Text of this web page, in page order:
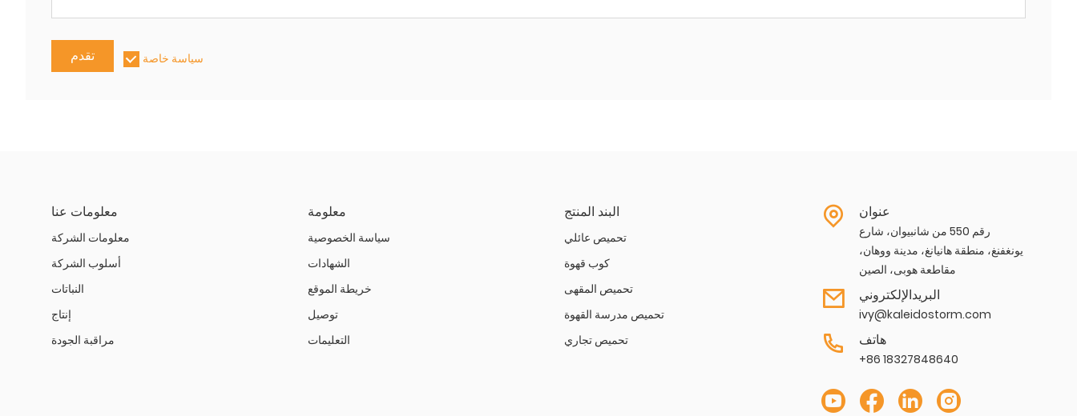
تقدم سياسة خاصة
معلومات عنا
معلومات الشركة
أسلوب الشركة
النباتات
إنتاج
مراقبة الجودة
معلومة
سياسة الخصوصية
الشهادات
خريطة الموقع
توصيل
التعليمات
البند المنتج
تحميص عائلي
كوب قهوة
تحميص المقهى
تحميص مدرسة القهوة
تحميص تجاري
عنوان
رقم 550 من شانبيوان، شارع
يونغفنغ، منطقة هانيانغ، مدينة ووهان،
مقاطعة هوبى، الصين
البريدالإلكتروني
ivy@kaleidostorm.com
هاتف
+86 18327848640